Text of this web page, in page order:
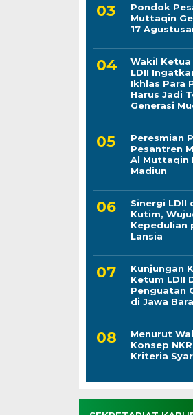
Pondok
Muttaqin
17
Wakil Ketua
LDII
Ikhlas Para
Harus Jadi
Generasi
Peresmian
Pesantren
Al Muttaqin
Madiun
Sinergi LDII
Kutim,
Kepedulian
Lansia
Kunjungan
Ketum LDII
Penguatan
di Jawa
Menurut
Konsep
Kriteria